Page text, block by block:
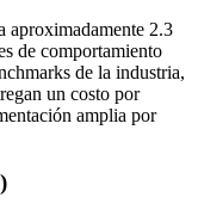
2.3
de comportamiento
de la industria,
un costo por
amplia por